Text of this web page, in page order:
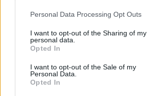
Personal Data Processing Opt Outs
I want to opt-out of the Sharing of my
personal data.
Opted In
I want to opt-out of the Sale of my
Personal Data.
Opted In
Partager le fichier
sociaux: